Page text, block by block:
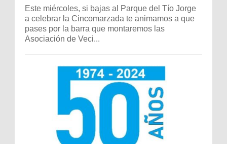
Este miércoles, si bajas al Parque del Tío Jorge
a celebrar la Cincomarzada te animamos a que
pases por la barra que montaremos las
Asociación de Veci...